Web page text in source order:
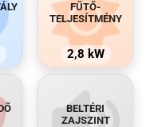
FŰTŐ-
TELJESÍTMÉNY
2,8 kW
BELTÉRI
ZAJSZINT